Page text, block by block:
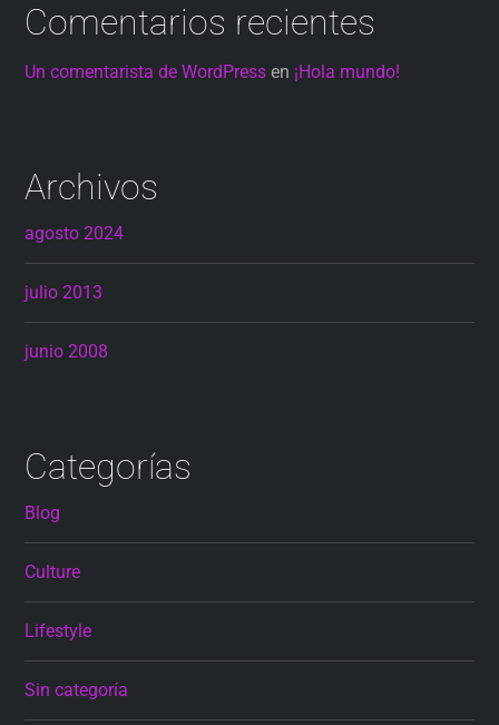
Comentarios recientes
Un comentarista de WordPress en ¡Hola mundo!
Archivos
agosto 2024
julio 2013
junio 2008
Categorías
Blog
Culture
Lifestyle
Sin categoría